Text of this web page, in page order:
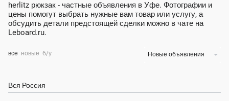
herlitz рюкзак - частные объявления в Уфе. Фотографии и
цены помогут выбрать нужные вам товар или услугу, а
обсудить детали предстоящей сделки можно в чате на
Leboard.ru.
все новые б/у Новые объявления
Вся Россия